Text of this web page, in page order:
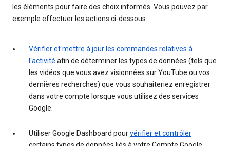
les éléments pour faire des choix informés. Vous pouvez par
exemple effectuer les actions ci-dessous :
Vérifier et mettre à jour les commandes relatives à
l'activité afin de déterminer les types de données (tels que
les vidéos que vous avez visionnées sur YouTube ou vos
dernières recherches) que vous souhaiteriez enregistrer
dans votre compte lorsque vous utilisez des services
Google.
Utiliser Google Dashboard pourvérifier et contrôler